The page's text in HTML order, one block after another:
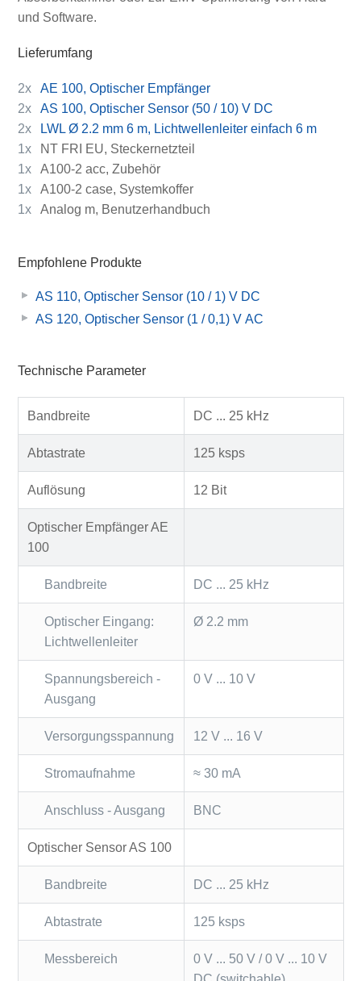
und Software.
Lieferumfang
2x
AE 100, Optischer Empfänger
2x
AS 100, Optischer Sensor (50 / 10) V DC
2x
LWL Ø 2.2 mm 6 m, Lichtwellenleiter einfach 6 m
1x
NT FRI EU, Steckernetzteil
1x
A100-2 acc, Zubehör
1x
A100-2 case, Systemkoffer
1x
Analog m, Benutzerhandbuch
Empfohlene Produkte
AS 110, Optischer Sensor (10 / 1) V DC
AS 120, Optischer Sensor (1 / 0,1) V AC
Technische Parameter
Bandbreite DC ... 25 kHz
Abtastrate 125 ksps
Auflösung 12 Bit
Optischer Empfänger AE
100
Bandbreite DC ... 25 kHz
Optischer Eingang:
Lichtwellenleiter
Ø 2.2 mm
Spannungsbereich -
Ausgang
0 V ... 10 V
Versorgungsspannung 12 V ... 16 V
Stromaufnahme ≈ 30 mA
Anschluss - Ausgang BNC
Optischer Sensor AS 100
Bandbreite DC ... 25 kHz
Abtastrate 125 ksps
Messbereich
0 V ... 50 V / 0 V ... 10 V